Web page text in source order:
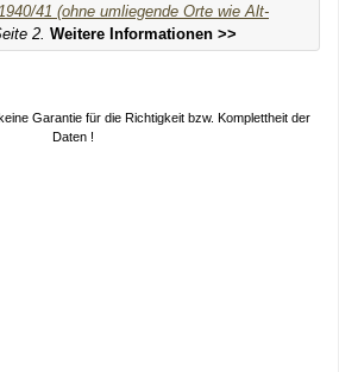
41 (ohne umliegende Orte wie Alt-
2. Weitere Informationen >>
Garantie für die Richtigkeit bzw. Komplettheit der
Daten !